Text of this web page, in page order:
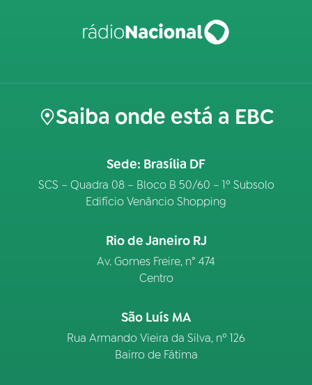
Saiba onde está a EBC
Sede: Brasília DF
SCS – Quadra 08 – Bloco B 50/60 – 1º Subsolo
Edifício Venâncio Shopping
Rio de Janeiro RJ
Av. Gomes Freire, n° 474
Centro
São Luís MA
Rua Armando Vieira da Silva, nº 126
Bairro de Fátima